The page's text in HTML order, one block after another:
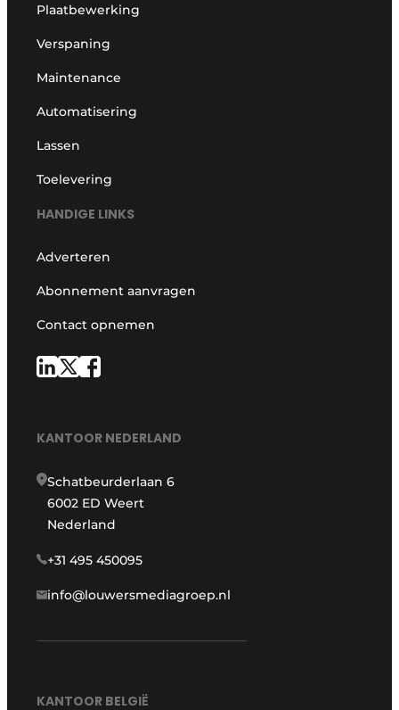
Plaatbewerking
Verspaning
Maintenance
Automatisering
Lassen
Toelevering
HANDIGE LINKS
Adverteren
Abonnement aanvragen
Contact opnemen
KANTOOR NEDERLAND
Schatbeurderlaan 6
6002 ED Weert
Nederland
+31 495 450095
info@louwersmediagroep.nl
KANTOOR BELGIË